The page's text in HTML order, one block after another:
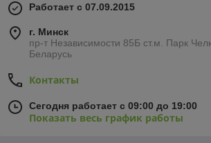
Работает с 07.09.2015
г. Минск
пр-т Независимости 85Б ст.м. Парк
Беларусь
Контакты
Сегодня работает с 09:00 до 19:00
Показать весь график работы